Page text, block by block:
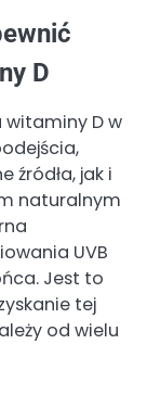
D
D w
źródła, jak i
naturalnym
UVB
Jest to
tej
od wielu